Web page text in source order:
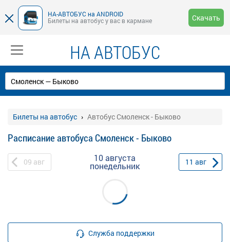
НА-АВТОБУС на ANDROID
Билеты на автобус у вас в кармане
Скачать
НА АВТОБУС
Билеты на автобус Автобус Смоленск - Быково
Расписание автобуса Смоленск - Быково
09 авг 10 августа
понедельник 11 авг
Служба поддержки